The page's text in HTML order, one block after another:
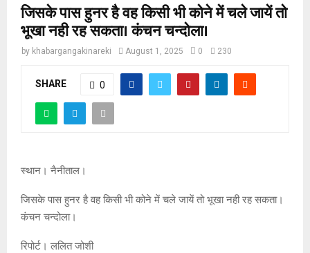
जिसके पास हुनर है वह किसी भी कोने में चले जायें तो
भूखा नही रह सकता। कंचन चन्दोला।
by khabargangakinareki August 1, 2025 0 230
SHARE 0
स्थान। नैनीताल।
जिसके पास हुनर है वह किसी भी कोने में चले जायें तो भूखा नही रह सकता।
कंचन चन्दोला।
रिपोर्ट। ललित जोशी